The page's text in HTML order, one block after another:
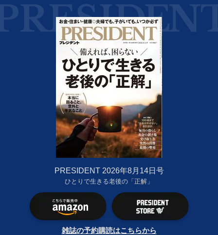
PRESIDENT 2026年8月14日号
ひとりで生きる老後の「正解」
雑誌の予約購読はこちらから